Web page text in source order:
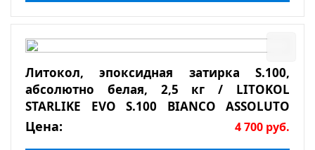
Литокол, эпоксидная затирка S.100,
абсолютно белая, 2,5 кг / LITOKOL
STARLIKE EVO S.100 BIANCO ASSOLUTO
2,5кг
Цена: 4 700 руб.